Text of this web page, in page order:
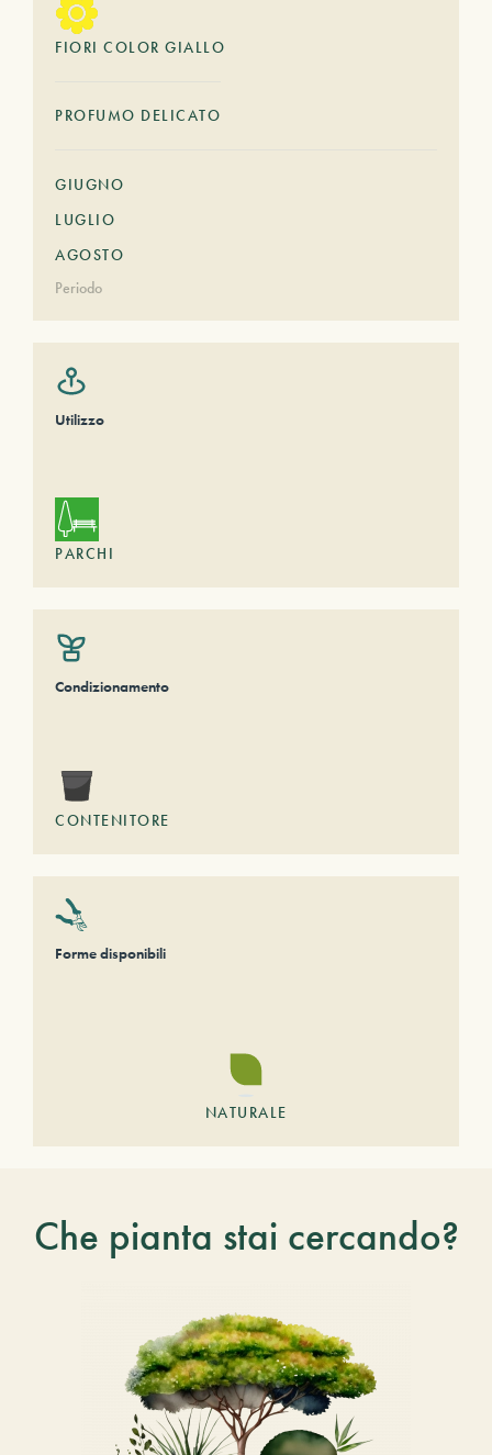
FIORI COLOR GIALLO
PROFUMO DELICATO
GIUGNO
LUGLIO
AGOSTO
Periodo
Utilizzo
PARCHI
Condizionamento
CONTENITORE
Forme disponibili
NATURALE
Che pianta stai cercando?